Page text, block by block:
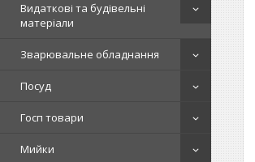
Видаткові та будівельні
матеріали
Зварювальне обладнання
Посуд
Госп товари
Мийки